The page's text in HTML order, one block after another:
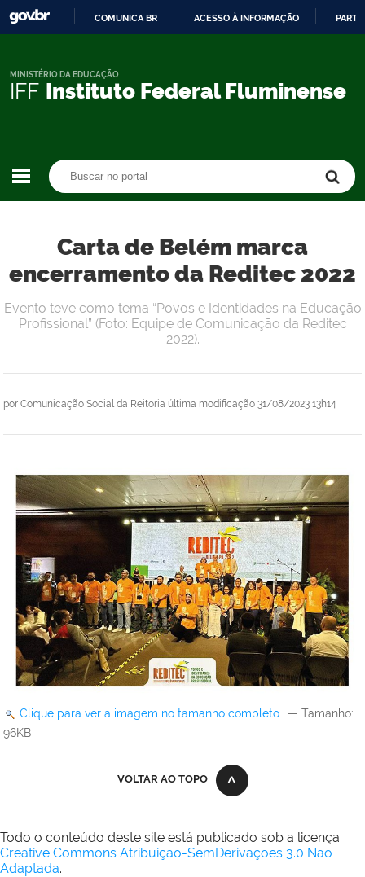
CONTEÚDO
COMUNICA BR ACESSO À INFORMAÇÃO
IFF Instituto Federal Fluminense
MINISTÉRIO DA EDUCAÇÃO
Carta de Belém marca
encerramento da Reditec 2022
por Comunicação Social da Reitoria última modificação 31/08/2023 13h14
Evento teve como tema “Povos e Identidades na Educação
Profissional” (Foto: Equipe de Comunicação da Reditec
2022).
Clique para ver a imagem no tamanho completo… — Tamanho:
96KB
VOLTAR AO TOPO
Todo o conteúdo deste site está publicado sob a licença
Creative Commons Atribuição-SemDerivações 3.0 Não
Adaptada.